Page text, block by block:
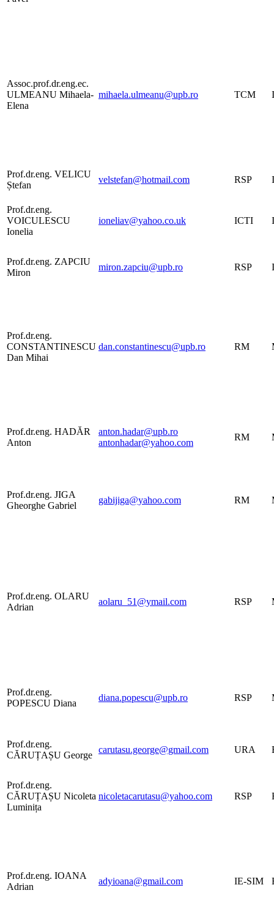
Assoc.prof.dr.eng.ec.
ULMEANU Mihaela-
Elena
mihaela.ulmeanu@upb.ro TCM
Prof.dr.eng. VELICU
Ștefan
velstefan@hotmail.com RSP
Prof.dr.eng.
VOICULESCU
Ionelia
ioneliav@yahoo.co.uk ICTI
Prof.dr.eng. ZAPCIU
Miron
miron.zapciu@upb.ro RSP
Prof.dr.eng.
CONSTANTINESCU
Dan Mihai
dan.constantinescu@upb.ro RM
Prof.dr.eng. HADĂR
Anton
anton.hadar@upb.ro
antonhadar@yahoo.com
RM
Prof.dr.eng. JIGA
Gheorghe Gabriel
gabijiga@yahoo.com RM
Prof.dr.eng. OLARU
Adrian
aolaru_51@ymail.com RSP
Prof.dr.eng.
POPESCU Diana
diana.popescu@upb.ro RSP
Prof.dr.eng.
CĂRUȚAȘU George
carutasu.george@gmail.com URA
Prof.dr.eng.
CĂRUȚAȘU Nicoleta
Luminița
nicoletacarutasu@yahoo.com RSP
Prof.dr.eng. IOANA
Adrian
adyioana@gmail.com IE-SIM